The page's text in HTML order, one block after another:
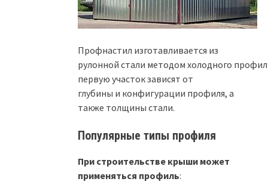
Профнастил изготавливается из
рулонной стали методом холодного
первую участок зависят от
глубины и конфигурации профиля, а
также толщины стали.
Популярные типы профиля
При строительстве крыши может
применяться профиль: